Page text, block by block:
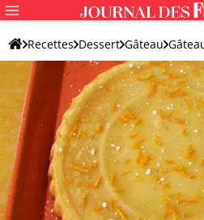
Recettes Dessert Gâteau